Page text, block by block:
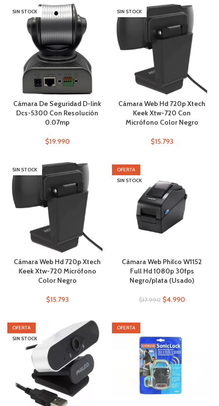
SIN STOCK
Cámara De Seguridad D-link
Dcs-5300 Con Resolución
0.07mp
$19.990
SIN STOCK
Cámara Web Hd 720p Xtech
Keek Xtw-720 Con
Micrófono Color Negro
$15.793
SIN STOCK
Cámara Web Hd 720p Xtech
Keek Xtw-720 Micrófono
Color Negro
$15.793
OFERTA
SIN STOCK
Cámara Web Philco W1152
Full Hd 1080p 30fps
Negro/plata (Usado)
$17.990 $4.990
OFERTA
SIN STOCK
OFERTA